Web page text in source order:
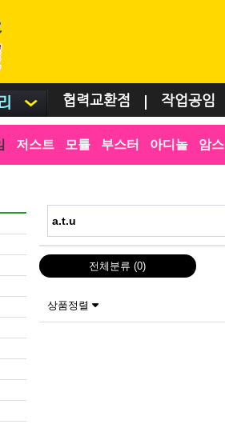
협력교환점 작업공임
저스트 모튤 부스터 아디놀 암스
전체분류(0)
상품정렬